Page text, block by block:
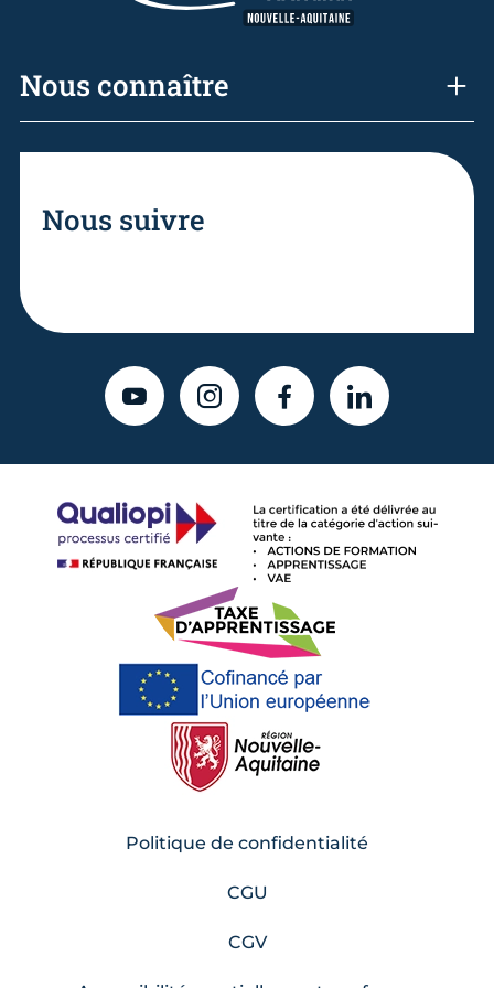
Nous connaître
Nous suivre
YOUTUBEINSTAGRAMFACEBOOKLINKEDIN
Politique de confidentialité
CGU
CGV